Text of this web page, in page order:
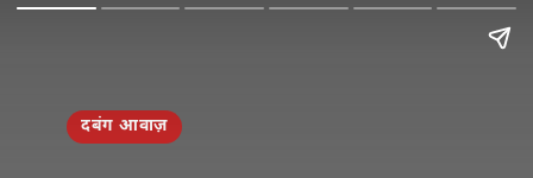
दबंग आवाज़